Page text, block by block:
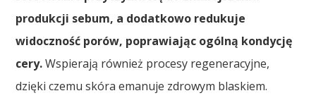
produkcji sebum, a dodatkowo redukuje
widoczność porów, poprawiając ogólną kondycję
cery.Wspierają również procesy regeneracyjne,
dzięki czemu skóra emanuje zdrowym blaskiem.